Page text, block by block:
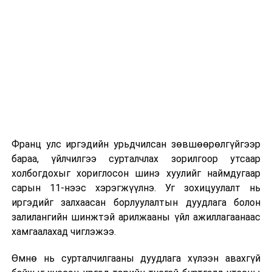
2026 оны 9 дүгээр сарын 13-наас оюутнуудыг
дотуур байранд оруулж эхэлнэ.
Сургууль, цэцэрлэгийн үйл ажиллагааны
зохицуулалт
2026 оны 8 дугаар сарын 17–28-ны өдрүүдэд
байранд элсэлт, бүртгэл болон бусад аливаа
Франц улс иргэдийн урьдчилсан зөвшөөрөлгүйгээр
бараа, үйлчилгээ сурталчлах зорилгоор утсаар
холбогдохыг хориглосон шинэ хуулийг наймдугаар
сарын 11-нээс хэрэгжүүлнэ. Уг зохицуулалт нь
иргэдийг залхаасан борлуулалтын дуудлага болон
залилангийн шинжтэй арилжааны үйл ажиллагаанаас
хамгаалахад чиглэжээ.
Өмнө нь сурталчилгааны дуудлага хүлээн авахгүй